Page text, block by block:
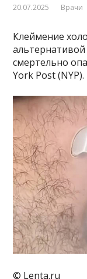
20.07.2025 Врачи
Клеймение
смертельно
York Post (NYP).
© Lenta.ru